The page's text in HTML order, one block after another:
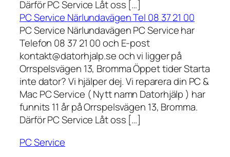
Därför PC Service Låt oss […]
PC Service Närlundavägen Tel 08 37 21 00
PC Service Närlundavägen PC Service har
Telefon 08 37 21 00 och E-post
kontakt@datorhjalp.se och vi ligger på
Orrspelsvägen 13, Bromma Öppet tider Starta
inte dator? Vi hjälper dej. Vi reparera din PC &
Mac PC Service ( Nytt namn Datorhjälp ) har
funnits 11 år på Orrspelsvägen 13, Bromma.
Därför PC Service Låt oss […]
PC Service